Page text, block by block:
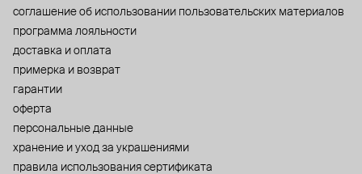
cоглашение об использовании пользовательских материалов
программа лояльности
доставка и оплата
примерка и возврат
гарантии
оферта
персональные данные
хранение и уход за украшениями
правила использования сертификата